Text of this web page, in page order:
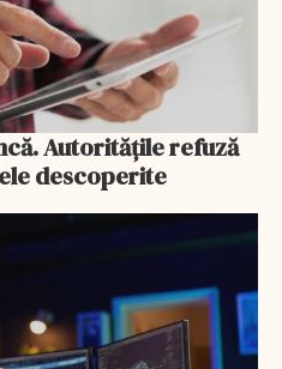
Autoritățile refuză
descoperite